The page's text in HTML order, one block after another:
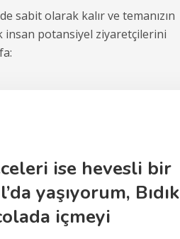
sabit olarak kalır ve temanızın
insan potansiyel ziyaretçilerini
ise hevesli bir
yaşıyorum, Bıdık
içmeyi